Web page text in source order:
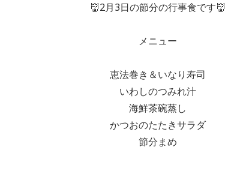
👹2月3日の節分の行事食です👹
メニュー
恵法巻き＆いなり寿司
いわしのつみれ汁
海鮮茶碗蒸し
かつおのたたきサラダ
節分まめ